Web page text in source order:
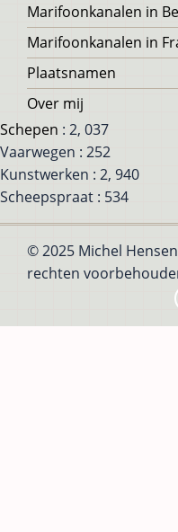
Marifoonkanalen in
Marifoonkanalen in
Plaatsnamen
Over mij
Schepen : 2, 037
Vaarwegen : 252
Kunstwerken : 2, 940
Scheepspraat : 534
© 2025 Michel
rechten